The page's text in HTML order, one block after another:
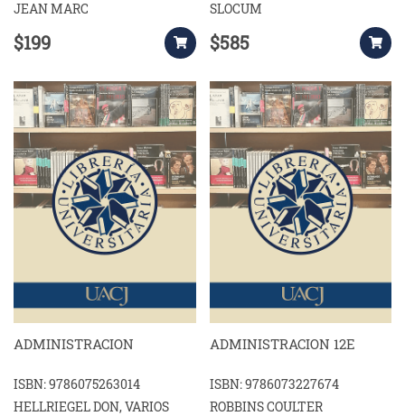
JEAN MARC
$199
SLOCUM
$585
ADMINISTRACION
ISBN: 9786075263014
HELLRIEGEL DON, VARIOS
ADMINISTRACION 12E
ISBN: 9786073227674
ROBBINS COULTER